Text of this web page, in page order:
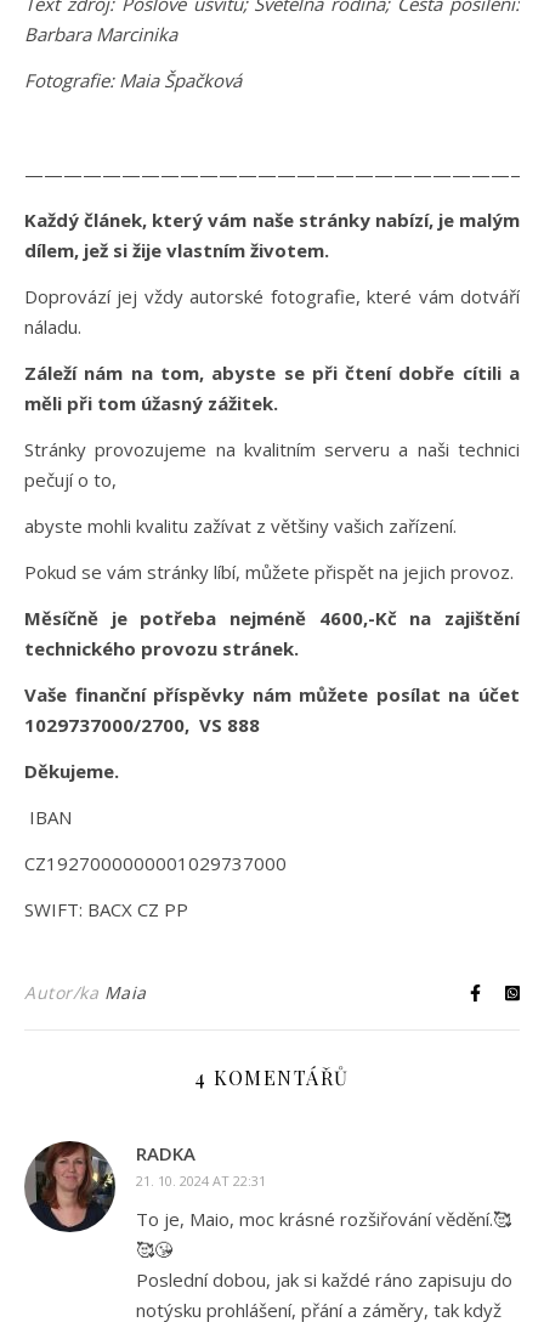
Barbara Marcinika
Fotografie: Maia Špačková
Každý článek, který vám naše stránky nabízí, je malým
dílem, jež si žije vlastním životem.
Doprovází jej vždy autorské fotografie, které vám dotváří
náladu.
Záleží nám na tom, abyste se při čtení dobře cítili a
měli při tom úžasný zážitek.
Stránky provozujeme na kvalitním serveru a naši technici
pečují o to,
abyste mohli kvalitu zažívat z většiny vašich zařízení.
Pokud se vám stránky líbí, můžete přispět na jejich provoz.
Měsíčně je potřeba nejméně 4600,-Kč na zajištění
technického provozu stránek.
Vaše finanční příspěvky nám můžete posílat na účet
1029737000/2700, VS 888
Děkujeme.
IBAN
CZ1927000000001029737000
SWIFT: BACX CZ PP
Autor/ka Maia
4 KOMENTÁŘŮ
RADKA
21. 10. 2024 AT 22:31
To je, Maio, moc krásné rozšiřování vědění.🥰
🥰😘
Poslední dobou, jak si každé ráno zapisuju do
notýsku prohlášení, přání a záměry, tak když